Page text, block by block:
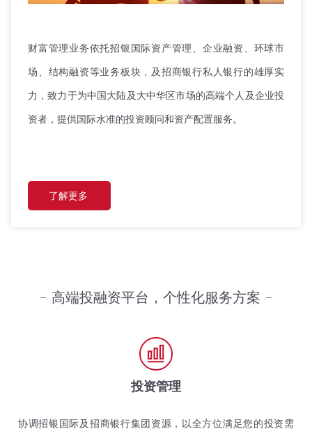
财富管理业务依托招银国际资产管理、企业融资、环球市
场、结构融资等业务板块，及招商银行私人银行的雄厚实
力，致力于为中国大陆及大中华区市场的高端个人及企业投
资者，提供国际水准的投资顾问和资产配置服务。
了解更多
高端投融资平台，个性化服务方案
投资管理
协调招银国际及招商银行集团资源，以全方位满足您的投资需